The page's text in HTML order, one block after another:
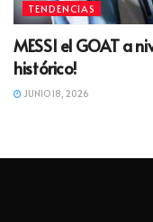
TENDENCIAS
MESSI el GOAT a
histórico!
JUNIO 18, 2026